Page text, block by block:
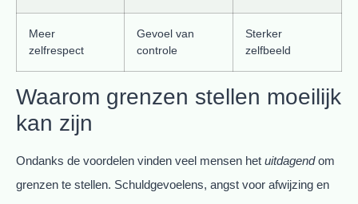
Meer
zelfrespect
Gevoel van
controle
Sterker
zelfbeeld
Waarom grenzen stellen moeilijk
kan zijn
Ondanks de voordelen vinden veel mensen het uitdagendom
grenzen te stellen. Schuldgevoelens, angst voor afwijzing en